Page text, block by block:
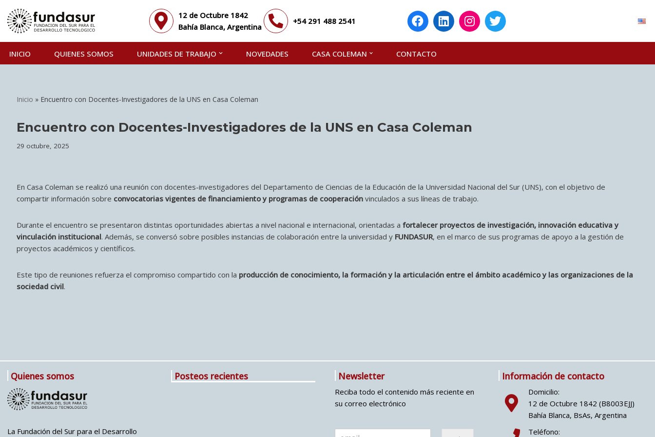
Ir
contenido
12 de Octubre 1842
Bahía Blanca, Argentina
+54 291 488 2541
INICIO QUIENES SOMOS UNIDADES DE TRABAJO NOVEDADES CASA COLEMAN CONTACTO
Inicio » Encuentro con Docentes-Investigadores de la UNS en Casa Coleman
Encuentro con Docentes-Investigadores de la UNS en Casa Coleman
29 octubre, 2025
En Casa Coleman se realizó una reunión con docentes-investigadores del Departamento de Ciencias de la Educación de la Universidad Nacional del Sur (UNS), con el objetivo de
compartir información sobre convocatorias vigentes de financiamiento y programas de cooperación vinculados a sus líneas de trabajo.
Durante el encuentro se presentaron distintas oportunidades abiertas a nivel nacional e internacional, orientadas afortalecer proyectos de investigación, innovación educativa y
vinculación institucional. Además, se conversó sobre posibles instancias de colaboración entre la universidad y FUNDASUR, en el marco de sus programas de apoyo a la gestión de
proyectos académicos y científicos.
Este tipo de reuniones refuerza el compromiso compartido con la producción de conocimiento, la formación y la articulación entre el ámbito académico y las organizaciones de la
sociedad civil.
Quienes somos
La Fundación del Sur para el Desarrollo
Posteos recientes Newsletter
Reciba todo el contenido más reciente en
su correo electrónico
Información de contacto
Domicilio:
12 de Octubre 1842 (B8003EJJ)
Bahía Blanca, BsAs, Argentina
Teléfono: